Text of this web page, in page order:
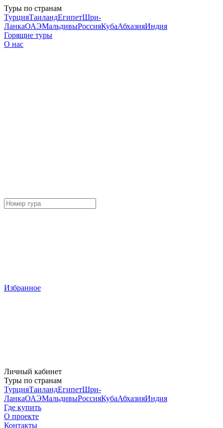
Туры по странам
ТурцияТаиландЕгипетШри-
ЛанкаОАЭМальдивыРоссияКубаАбхазияИндия
Горящие туры
О нас
Избранное
Личный кабинет
Туры по странам
ТурцияТаиландЕгипетШри-
ЛанкаОАЭМальдивыРоссияКубаАбхазияИндия
Где купить
О проекте
Контакты